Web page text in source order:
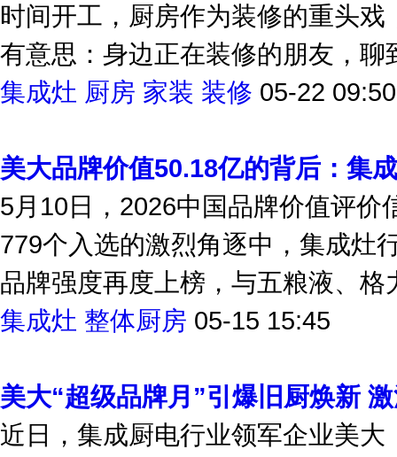
时间开工，厨房作为装修的重头
有意思：身边正在装修的朋友，聊
集成灶 厨房 家装 装修 05-22 09:50
美大品牌价值50.18亿的背后：集
5月10日，2026中国品牌价值评
779个入选的激烈角逐中，集成灶
品牌强度再度上榜，与五粮液、
集成灶 整体厨房 05-15 15:45
美大“超级品牌月”引爆旧厨焕新
近日，集成厨电行业领军企业美